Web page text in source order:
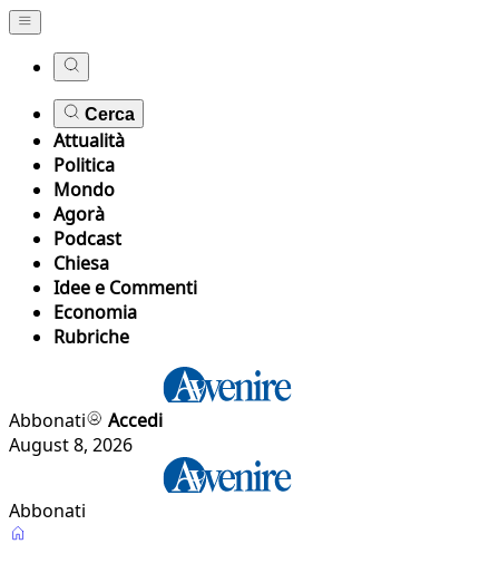
Cerca
Attualità
Politica
Mondo
Agorà
Podcast
Chiesa
Idee e Commenti
Economia
Rubriche
Abbonati
Accedi
August 8, 2026
Abbonati